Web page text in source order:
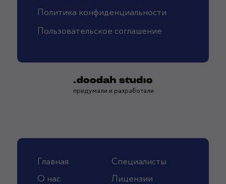
придумали и разработали
Пользовательское соглашение
Политика конфиденциальности
Главная
Специалисты
О нас
Лицензии